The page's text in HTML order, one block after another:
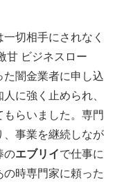
切相手にされなく
甘 ビジネスロー
た闇金業者に申し込
に強く止められ、
らいました。専門
、事業を継続しなが
のエブリイで仕事に
時専門家に頼った